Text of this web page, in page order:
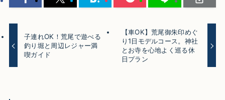
子連れOK！荒尾で遊べる
釣り堀と周辺レジャー満
喫ガイド
【車OK】荒尾御朱印めぐ
り1日モデルコース。神社
とお寺を心地よく巡る休
日プラン